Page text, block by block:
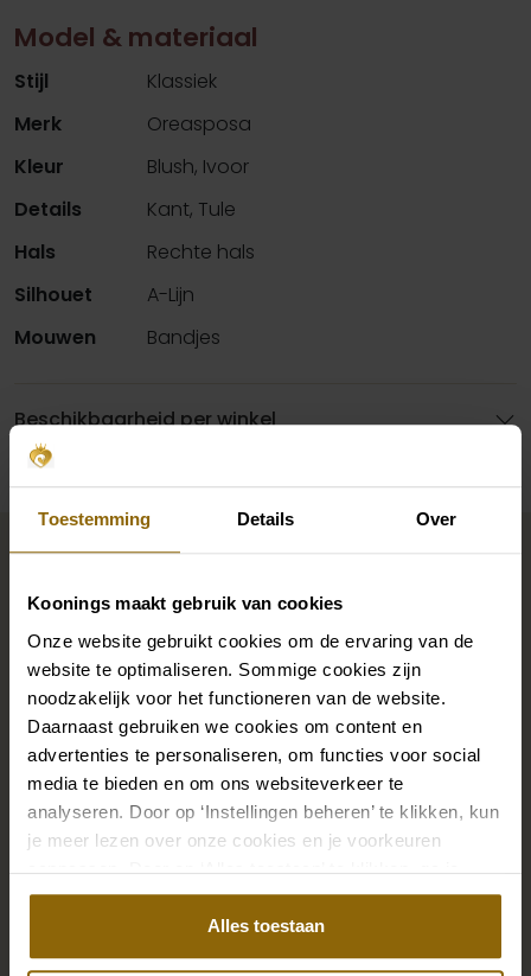
Toestemming Details Over
Koonings maakt gebruik van cookies
Onze website gebruikt cookies om de ervaring van de
website te optimaliseren. Sommige cookies zijn
noodzakelijk voor het functioneren van de website.
Daarnaast gebruiken we cookies om content en
advertenties te personaliseren, om functies voor social
media te bieden en om ons websiteverkeer te
analyseren. Door op ‘Instellingen beheren’ te klikken, kun
je meer lezen over onze cookies en je voorkeuren
aanpassen. Door op ‘Alles toestaan’ te klikken, ga je
akkoord met het gebruik van alle cookies.
Alles toestaan
Model & materiaal
Stijl
Klassiek
Merk
Oreasposa
Kleur
Blush, Ivoor
Details
Kant, Tule
Hals
Rechte hals
Silhouet
A-Lijn
Mouwen
Bandjes
Beschikbaarheid per winkel
Maak jouw bridallook
De perfecte trouwschoenen voor onder je trouwjurk,
maar ook kettingen, armbanden en oorbellen die
precies bij je bruidsjurk passen of een prachtige sluier,
haarband of haarspeld voor je bruidskapsel: jouw
bruidslook is pas af met bijpassende accessoires. Met
onze grote accessoire winkel met accessoires voor
jouw jurk of trouwkostuum.
Ga naar accessoires